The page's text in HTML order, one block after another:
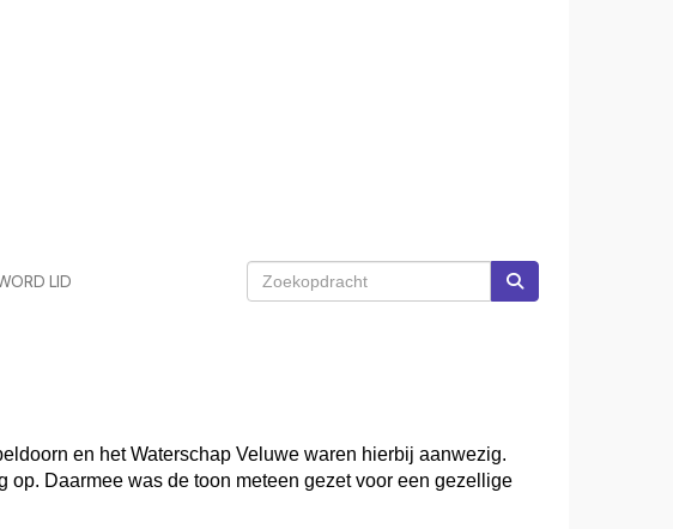
LID
en het Waterschap Veluwe waren hierbij aanwezig.
Daarmee was de toon meteen gezet voor een gezellige